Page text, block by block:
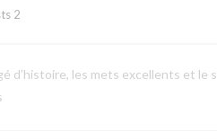
2
d’histoire, les mets excellents et